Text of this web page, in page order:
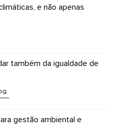
e não apenas
também da igualdade de
gestão ambiental e